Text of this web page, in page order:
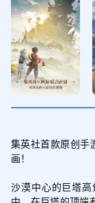
集英社首款原创手
画！
沙漠中心的巨塔